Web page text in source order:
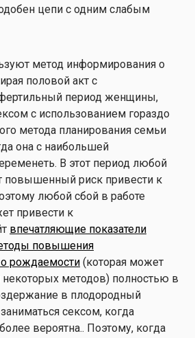
цепи с одним слабым
метод информирования о
половой акт с
период женщины,
с использованием гораздо
метода планирования семьи
она с наибольшей
В этот период любой
повышенный риск привести к
любой сбой в работе
привести к
впечатляющие показатели
повышения
рождаемости (которая может
некоторых методов) полностью в
в плодородный
сексом, когда
вероятна.. Поэтому, когда